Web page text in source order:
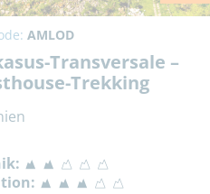
AMLOD
Transversale –
Trekking